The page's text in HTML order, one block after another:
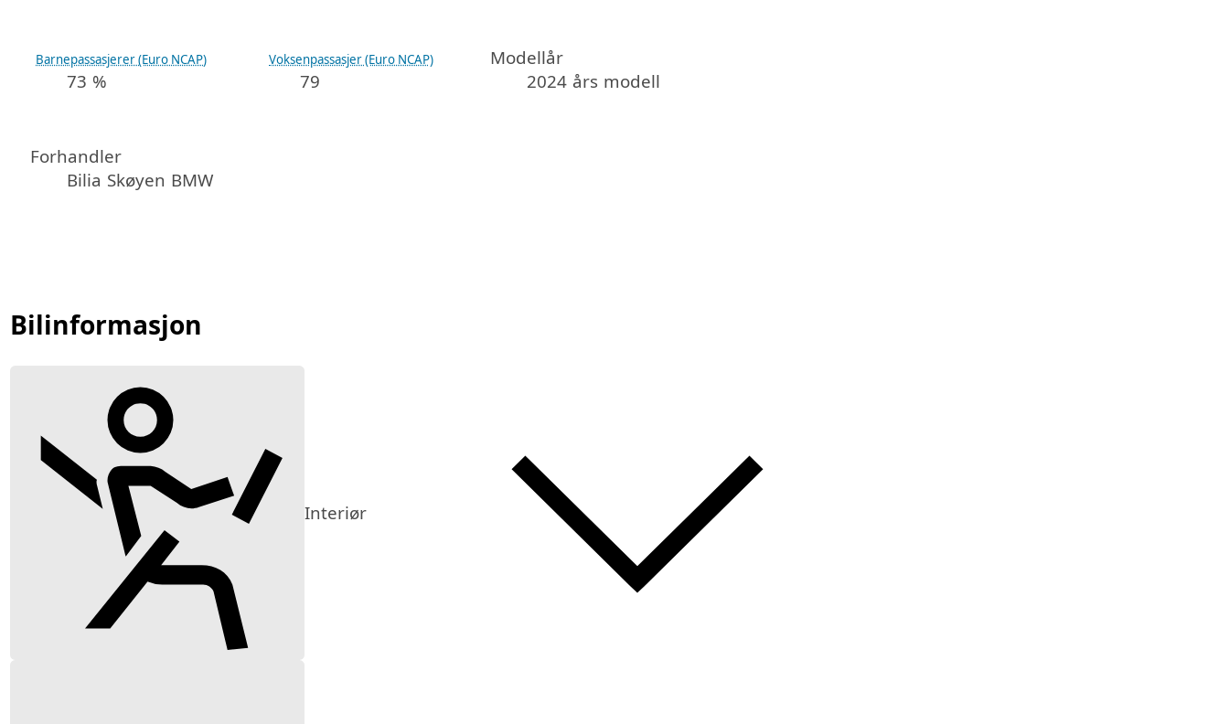
Barnepassasjerer (Euro NCAP)
73 %
Voksenpassasjer (Euro NCAP)
79
Modellår
2024 års modell
Forhandler
Bilia Skøyen BMW
Bilinformasjon
Interiør